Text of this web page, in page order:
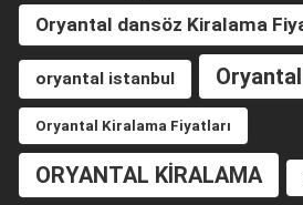
Oryantal dansöz Kiralama
oryantal istanbul
Oryantal Kiralama Fiyatları
ORYANTAL KİRALAMA